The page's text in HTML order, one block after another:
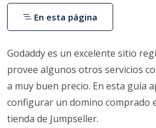
Godaddy es un excelente sitio
provee algunos otros servicios
a muy buen precio. En esta guía
configurar un domino comprado
tienda de Jumpseller.
En esta página